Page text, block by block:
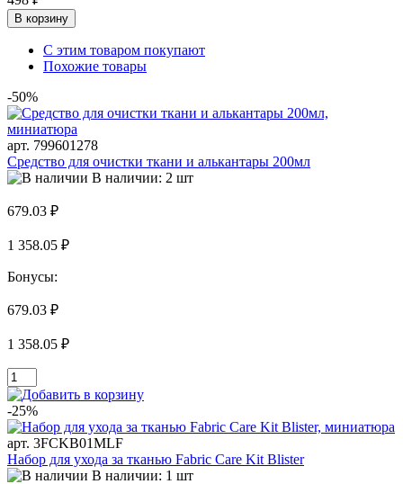
В корзину
С этим товаром покупают
Похожие товары
-50%
арт. 799601278
Средство для очистки ткани и алькантары 200мл
В наличии: 2 шт
679.03 ₽
1 358.05 ₽
Бонусы:
679.03 ₽
1 358.05 ₽
-25%
арт. 3FCKB01MLF
Набор для ухода за тканью Fabric Care Kit Blister
В наличии: 1 шт